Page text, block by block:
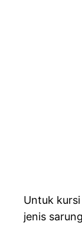
Untuk
jenis